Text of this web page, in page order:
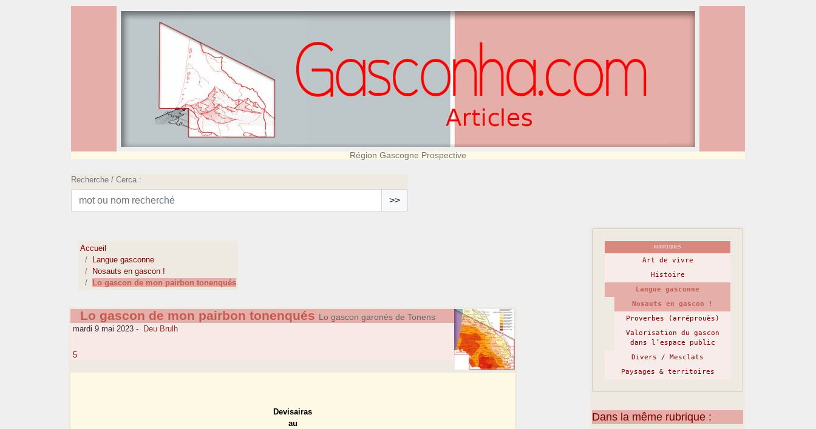
Région Gascogne Prospective
Recherche / Cerca :
>>
Accueil
Langue gasconne
Nosauts en gascon !
Lo gascon de mon pairbon tonenqués
Lo gascon de mon pairbon tonenqués Lo gascon garonés de Tonens
mardi 9 mai 2023 - Deu Brulh
5
Devisairas
au
RUBRIQUES
Art de vivre
Histoire
Langue gasconne
Nosauts en gascon !
Proverbes (arréprouès)
Valorisation du gascon
dans l’espace public
Divers / Mesclats
Paysages & territoires
Dans la même rubrique :